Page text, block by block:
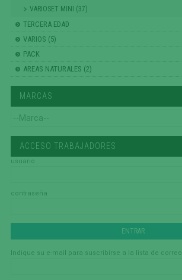
VARIOSET MINI (37)
TERCERA EDAD
VARIOS (5)
PACK
AREAS NATURALES (2)
MARCAS
ACCESO TRABAJADORES
usuario
contraseña
Indique su e-mail para suscribirse a la lista de correo